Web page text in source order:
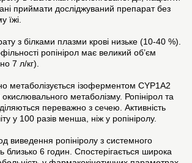
приймати досліджуваний препарат без
їжі.
з білками плазми крові низьке (10-40 %).
ропінірол має великий об’єм
7 л/кг).
метаболізується ізоферментом CYP1A2
метаболізму. Ропінірол та
переважно з сечею. Активність
у 100 разів менша, ніж у ропініролу.
виведення ропініролу з системного
близько 6 годин. Спостерігається широка